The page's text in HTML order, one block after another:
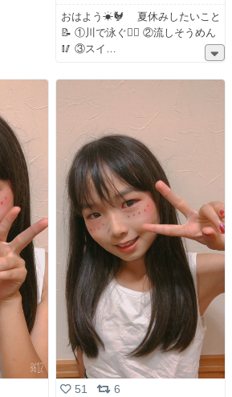
おはよう☀🐓 夏休みしたいこと
📝 ①川で泳ぐ🏊‍♀️ ②流しそうめん
🥢 ③スイ
51
6